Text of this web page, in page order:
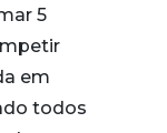
5
em
todos